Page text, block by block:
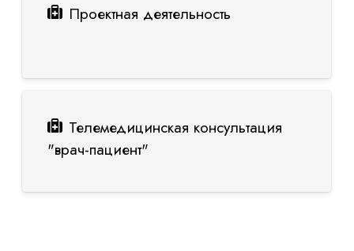
Проектная деятельность
Телемедицинская консультация
"врач-пациент"